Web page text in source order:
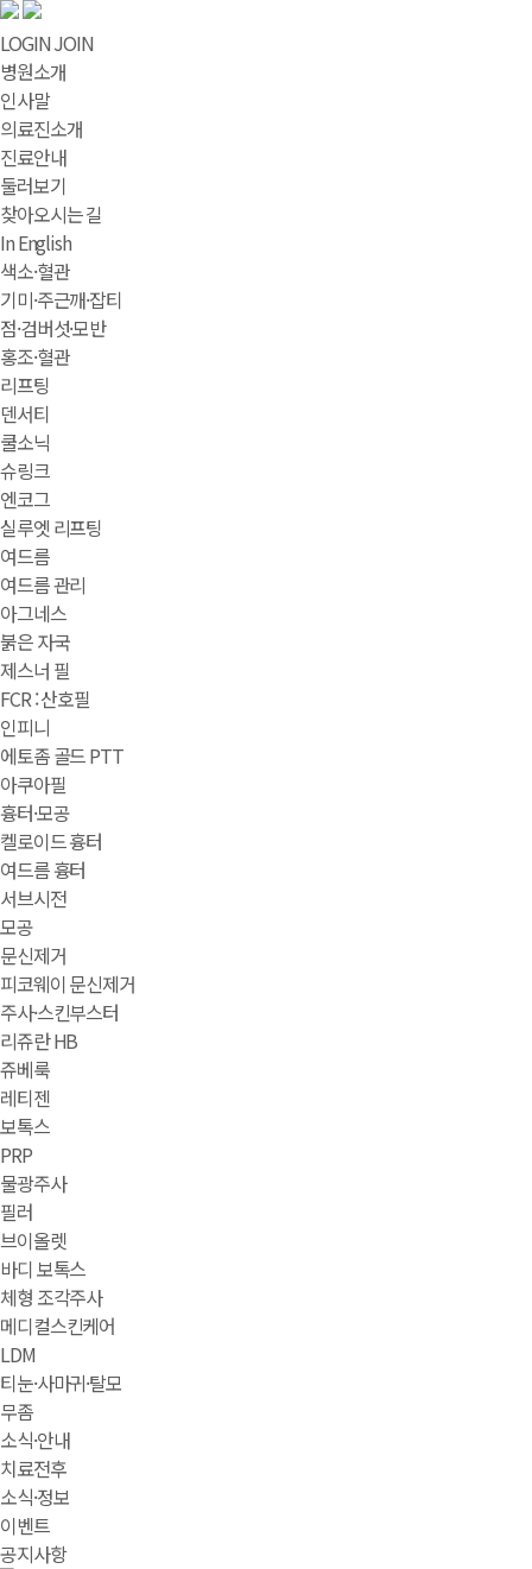
LOGINJOIN
병원소개
인사말
의료진소개
진료안내
둘러보기
찾아오시는 길
In English
색소·혈관
기미·주근깨·잡티
점·검버섯·모반
홍조·혈관
리프팅
덴서티
쿨소닉
슈링크
엔코그
실루엣 리프팅
여드름
여드름 관리
아그네스
붉은 자국
제스너 필
FCR : 산호필
인피니
에토좀 골드 PTT
아쿠아필
흉터·모공
켈로이드 흉터
여드름 흉터
서브시전
모공
문신제거
피코웨이 문신제거
주사·스킨부스터
리쥬란 HB
쥬베룩
레티젠
보톡스
PRP
물광주사
필러
브이올렛
바디 보톡스
체형 조각주사
메디컬스킨케어
LDM
티눈·사마귀·탈모
무좀
소식·안내
치료전후
소식·정보
이벤트
공지사항